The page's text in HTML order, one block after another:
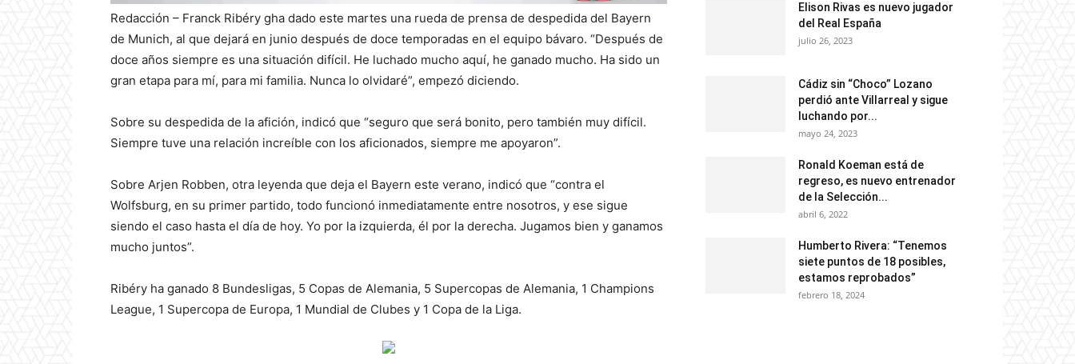
Redacción – Franck Ribéry gha dado este martes una rueda de prensa de despedida del Bayern
de Munich, al que dejará en junio después de doce temporadas en el equipo bávaro. “Después de
doce años siempre es una situación difícil. He luchado mucho aquí, he ganado mucho. Ha sido un
gran etapa para mí, para mi familia. Nunca lo olvidaré”, empezó diciendo.
Sobre su despedida de la afición, indicó que “seguro que será bonito, pero también muy difícil.
Siempre tuve una relación increíble con los aficionados, siempre me apoyaron”.
Sobre Arjen Robben, otra leyenda que deja el Bayern este verano, indicó que “contra el
Wolfsburg, en su primer partido, todo funcionó inmediatamente entre nosotros, y ese sigue
siendo el caso hasta el día de hoy. Yo por la izquierda, él por la derecha. Jugamos bien y ganamos
mucho juntos”.
Ribéry ha ganado 8 Bundesligas, 5 Copas de Alemania, 5 Supercopas de Alemania, 1 Champions
League, 1 Supercopa de Europa, 1 Mundial de Clubes y 1 Copa de la Liga.
Elison Rivas es nuevo jugador
del Real España
julio 26, 2023
Cádiz sin “Choco” Lozano
perdió ante Villarreal y sigue
luchando por...
mayo 24, 2023
Ronald Koeman está de
regreso, es nuevo entrenador
de la Selección...
abril 6, 2022
Humberto Rivera: “Tenemos
siete puntos de 18 posibles,
estamos reprobados”
febrero 18, 2024